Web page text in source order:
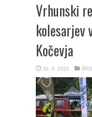
Vrhunski
kolesarjev
Kočevja
31. 5. 2022